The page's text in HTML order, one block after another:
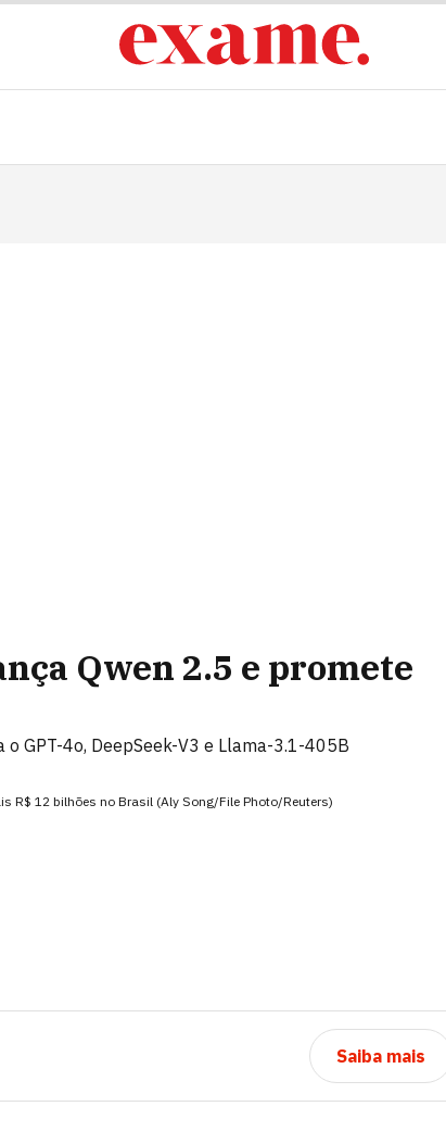
Qwen 2.5 e promete
GPT-4o, DeepSeek-V3 e Llama-3.1-405B
R$ 12 bilhões no Brasil (Aly Song/File Photo/Reuters)
Saiba mais